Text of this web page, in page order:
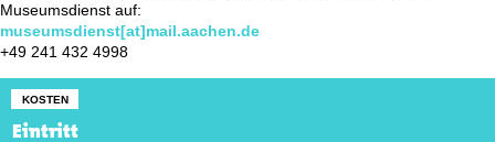
Museumsdienst auf:
museumsdienst[at]mail.aachen.de
+49 241 432 4998
KOSTEN
Eintritt